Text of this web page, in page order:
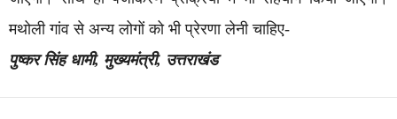
मथोली गांव से अन्य लोगों को भी प्रेरणा लेनी चाहिए-
पुष्कर सिंह धामी, मुख्यमंत्री, उत्तराखंड